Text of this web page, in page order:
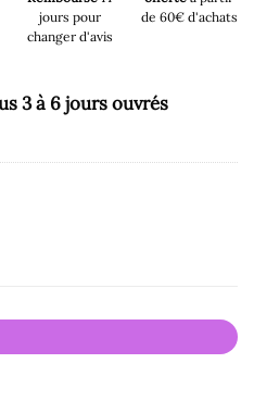
jours pour
changer d'avis
de 60€ d'achats
3 à 6 jours ouvrés